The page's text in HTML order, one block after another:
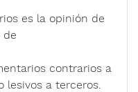
es la opinión de
de
contrarios a
lesivos a terceros.